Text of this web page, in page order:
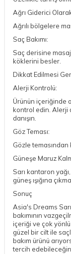
Ağrı Giderici
Ağrılı bölgelere
Saç Bakımı:
Saç derisine
köklerini besler.
Dikkat Edilmesi
Alerji Kontrolü:
Ürünün içeriğinde
kontrol edin. Alerji
danışın.
Göz Teması:
Gözle temasından
Güneşe Maruz
Sarı kantaron
güneş ışığına
Sonuç
Asia's Dreams
bakımının
içeriği ve çok yönlü
güzel bir cilt ile
bakım ürünü
tercih